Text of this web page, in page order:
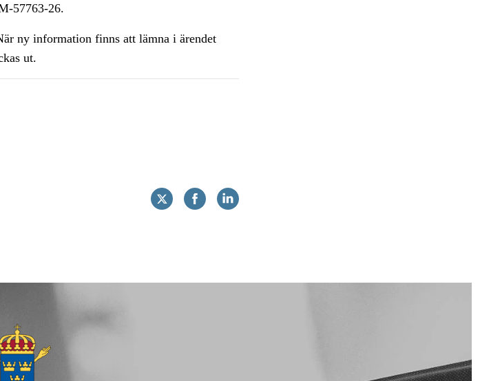
57763-26.
ny information finns att lämna i ärendet
ut.